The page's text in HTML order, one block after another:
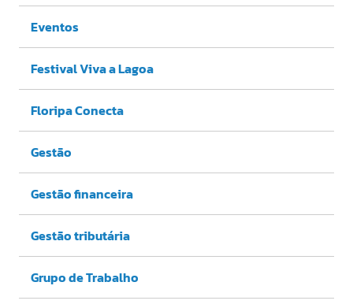
Eventos
Festival Viva a Lagoa
Floripa Conecta
Gestão
Gestão financeira
Gestão tributária
Grupo de Trabalho